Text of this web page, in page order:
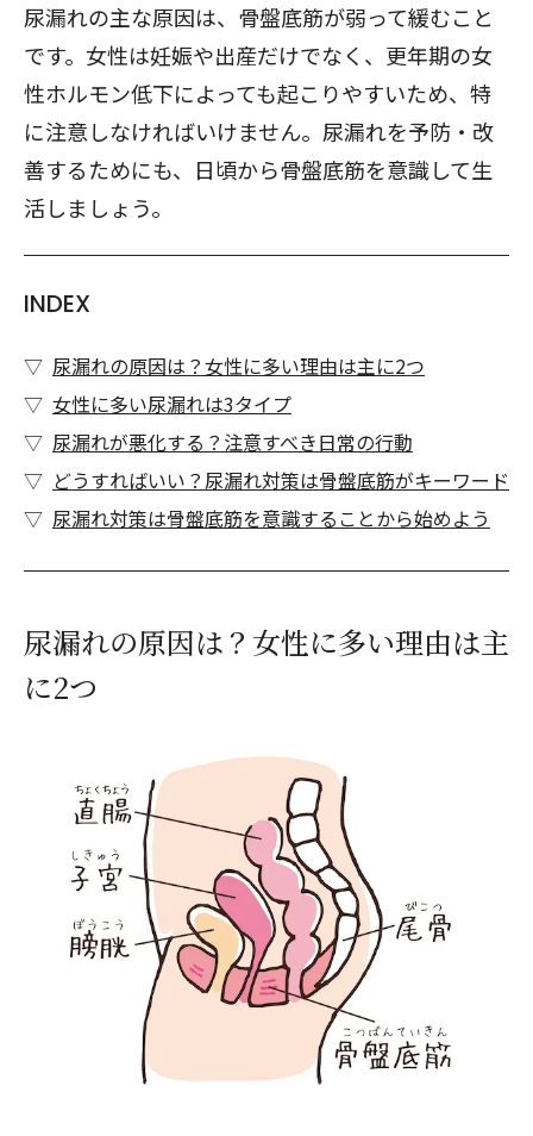
尿漏れの主な原因は、骨盤底筋が弱って緩むこと
です。女性は妊娠や出産だけでなく、更年期の女
性ホルモン低下によっても起こりやすいため、特
に注意しなければいけません。尿漏れを予防・改
善するためにも、日頃から骨盤底筋を意識して生
活しましょう。
INDEX
尿漏れの原因は？女性に多い理由は主に2つ
女性に多い尿漏れは3タイプ
尿漏れが悪化する？注意すべき日常の行動
どうすればいい？尿漏れ対策は骨盤底筋がキーワード
尿漏れ対策は骨盤底筋を意識することから始めよう
尿漏れの原因は？女性に多い理由は主
に2つ